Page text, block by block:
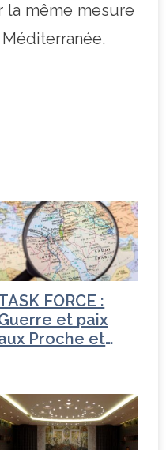
la même mesure
FORCE :
et paix
Proche et